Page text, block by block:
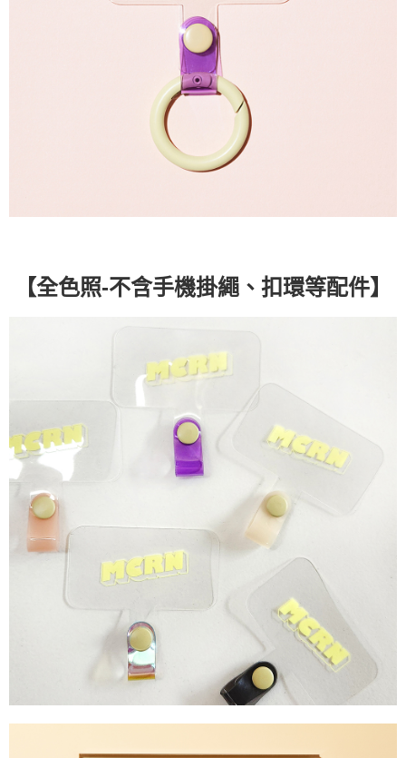
【全色照-不含手機掛繩、扣環等配件】